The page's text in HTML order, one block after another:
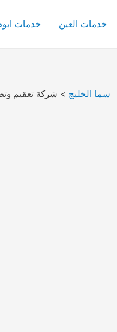
خدمات العين خدمات
سما الخليج > شركة تعقيم